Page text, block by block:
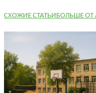
СХОЖИЕ СТАТЬИБОЛЬШЕ ОТ